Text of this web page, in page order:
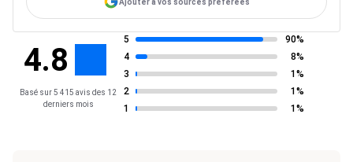
4.8
Basé sur 5 415 avis des 12
derniers mois
5
90%
4
8%
3
1%
2
1%
1
1%